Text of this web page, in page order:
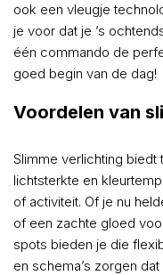
ook een vleugje
je voor dat je ’s
één commando de
goed begin van de dag!
Voordelen van
Slimme verlichting biedt
lichtsterkte en
of activiteit. Of je nu
of een zachte gloed
spots bieden je die
en schema’s zorgen